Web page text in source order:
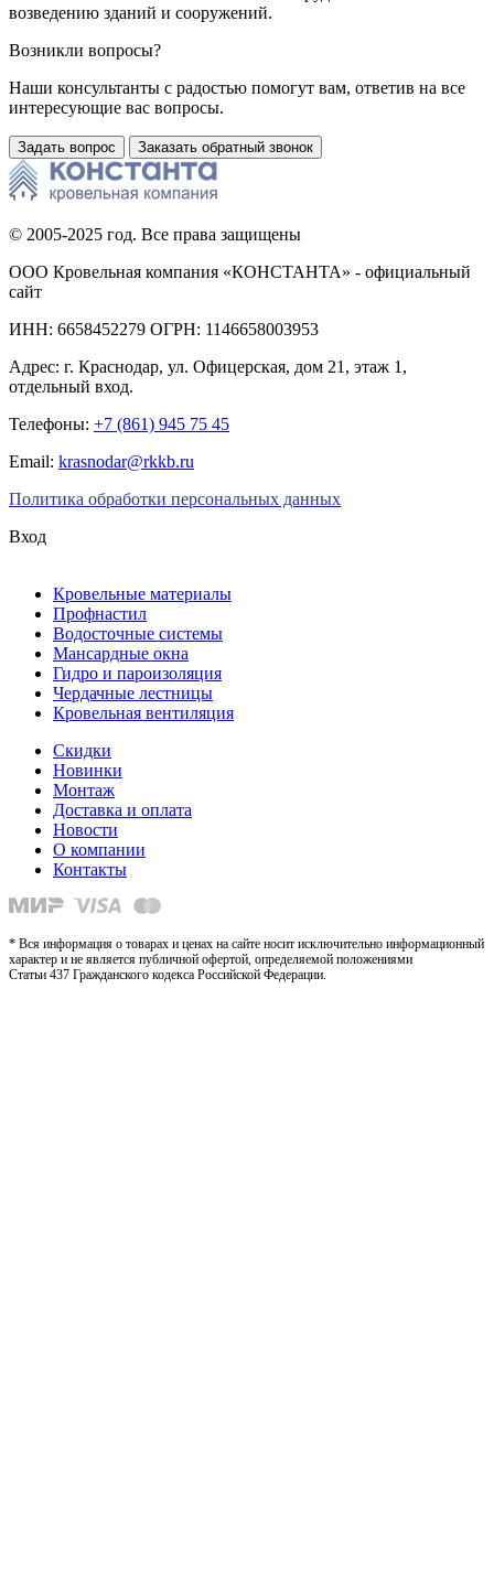
возведению зданий и сооружений.
Возникли вопросы?
Наши консультанты с радостью помогут вам, ответив на все
интересующие вас вопросы.
Задать вопрос Заказать обратный звонок
© 2005-2025 год. Все права защищены
ООО Кровельная компания «КОНСТАНТА» - официальный
сайт
ИНН: 6658452279 ОГРН: 1146658003953
Адрес: г. Краснодар, ул. Офицерская, дом 21, этаж 1,
отдельный вход.
Телефоны: +7 (861) 945 75 45
Email: krasnodar@rkkb.ru
Политика обработки персональных данных
Вход
Кровельные материалы
Профнастил
Водосточные системы
Мансардные окна
Гидро и пароизоляция
Чердачные лестницы
Кровельная вентиляция
Скидки
Новинки
Монтаж
Доставка и оплата
Новости
О компании
Контакты
* Вся информация о товарах и ценах на сайте носит исключительно информационный
характер и не является публичной офертой, определяемой положениями
Статьи 437 Гражданского кодекса Российской Федерации.